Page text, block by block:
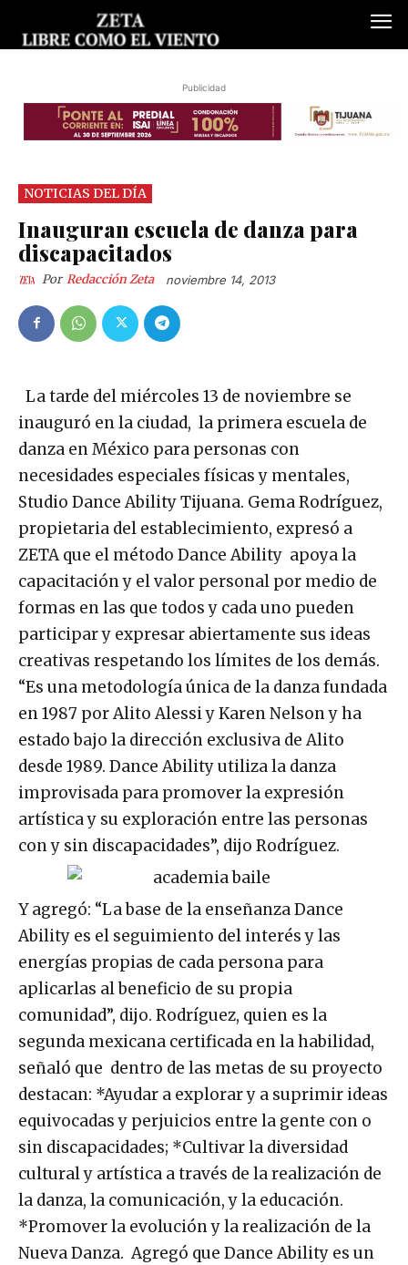
Publicidad
NOTICIAS DEL DÍA
Inauguran escuela de danza para
discapacitados
Por Redacción Zeta noviembre 14, 2013
La tarde del miércoles 13 de noviembre se
inauguró en la ciudad, la primera escuela de
danza en México para personas con
necesidades especiales físicas y mentales,
Studio Dance Ability Tijuana. Gema Rodríguez,
propietaria del establecimiento, expresó a
ZETA que el método Dance Ability apoya la
capacitación y el valor personal por medio de
formas en las que todos y cada uno pueden
participar y expresar abiertamente sus ideas
creativas respetando los límites de los demás.
“Es una metodología única de la danza fundada
en 1987 por Alito Alessi y Karen Nelson y ha
estado bajo la dirección exclusiva de Alito
desde 1989. Dance Ability utiliza la danza
improvisada para promover la expresión
artística y su exploración entre las personas
con y sin discapacidades”, dijo Rodríguez.
Y agregó: “La base de la enseñanza Dance
Ability es el seguimiento del interés y las
energías propias de cada persona para
aplicarlas al beneficio de su propia
comunidad”, dijo. Rodríguez, quien es la
segunda mexicana certificada en la habilidad,
señaló que dentro de las metas de su proyecto
destacan: *Ayudar a explorar y a suprimir ideas
equivocadas y perjuicios entre la gente con o
sin discapacidades; *Cultivar la diversidad
cultural y artística a través de la realización de
la danza, la comunicación, y la educación.
*Promover la evolución y la realización de la
Nueva Danza. Agregó que Dance Ability es un